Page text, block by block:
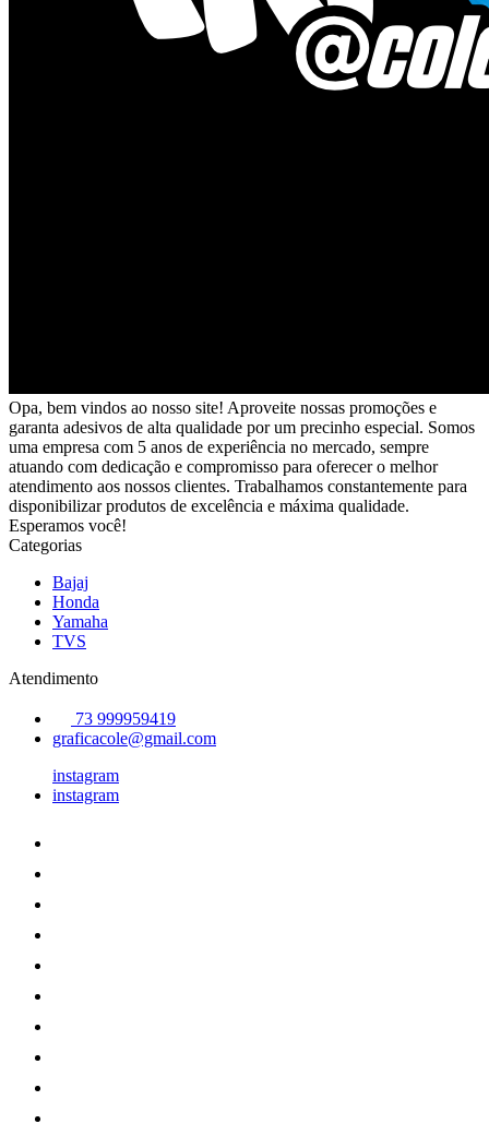
Opa, bem vindos ao nosso site! Aproveite nossas promoções e
garanta adesivos de alta qualidade por um precinho especial. Somos
uma empresa com 5 anos de experiência no mercado, sempre
atuando com dedicação e compromisso para oferecer o melhor
atendimento aos nossos clientes. Trabalhamos constantemente para
disponibilizar produtos de excelência e máxima qualidade.
Esperamos você!
Categorias
Bajaj
Honda
Yamaha
TVS
Atendimento
73 999959419
graficacole@gmail.com
instagram
instagram